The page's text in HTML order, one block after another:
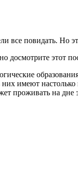
все повидать. Но
досмотрите этот
имеют
проживать на